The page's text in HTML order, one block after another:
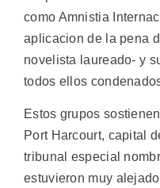
como Amnistia
aplicacion de la pena
novelista laureado- y
todos ellos
Estos grupos
Port Harcourt, capital
tribunal especial
estuvieron muy